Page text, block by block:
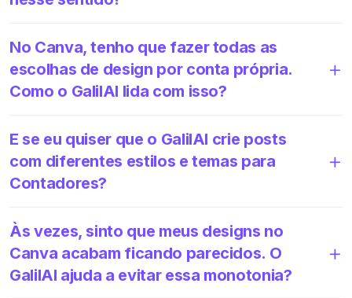
No Canva, tenho que fazer todas as
escolhas de design por conta própria.
Como o GalilAI lida com isso?
E se eu quiser que o GalilAI crie posts
com diferentes estilos e temas para
Contadores?
Às vezes, sinto que meus designs no
Canva acabam ficando parecidos. O
GalilAI ajuda a evitar essa monotonia?